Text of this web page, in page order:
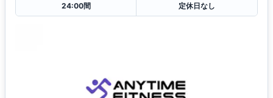
24:00間
定休日なし